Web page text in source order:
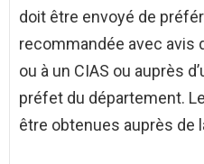
doit être envoyé de
recommandée avec avis
ou à un CIAS ou auprès
préfet du département.
être obtenues auprès de